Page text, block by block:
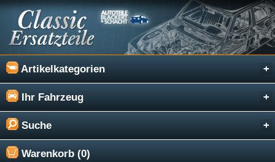
Artikelkategorien
Ihr Fahrzeug
Suche
Warenkorb (0)